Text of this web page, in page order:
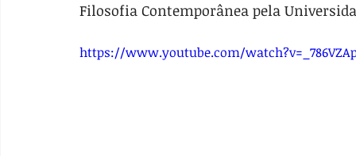
Filosofia Contemporânea pela
https://www.youtube.com/